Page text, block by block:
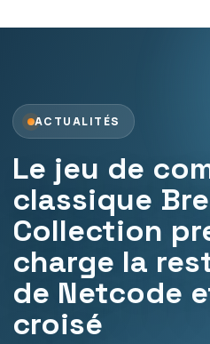
ACTUALITÉS
Le jeu de
classique
Collection
charge la
de Netcode
croisé